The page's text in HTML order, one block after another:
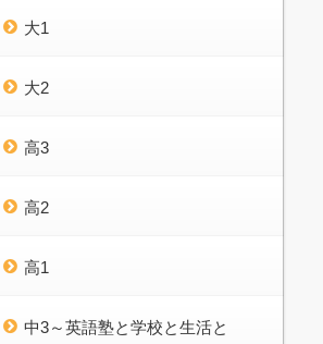
大1
大2
高3
高2
高1
中3～英語塾と学校と生活と